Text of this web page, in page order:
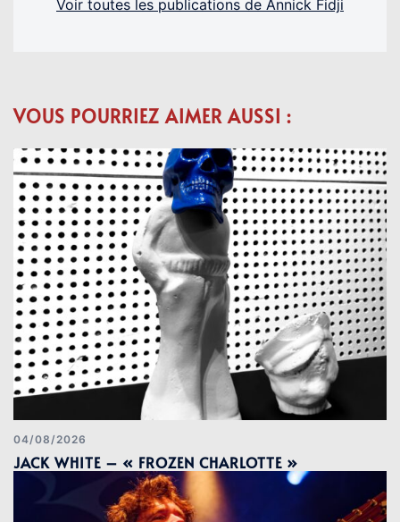
Voir toutes les publications de Annick Fidji
VOUS POURRIEZ AIMER AUSSI :
04/08/2026
JACK WHITE – « FROZEN CHARLOTTE »